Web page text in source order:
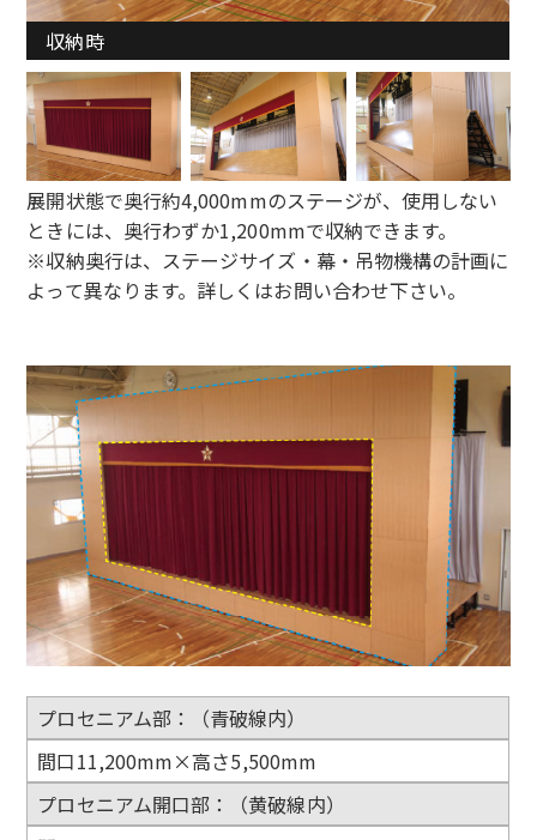
収納時
展開状態で奥行約4,000mmのステージが、使用しない
ときには、奥行わずか1,200mmで収納できます。
※収納奥行は、ステージサイズ・幕・吊物機構の計画に
よって異なります。詳しくはお問い合わせ下さい。
プロセニアム部：（青破線内）
間口11,200mm×高さ5,500mm
プロセニアム開口部：（黄破線内）